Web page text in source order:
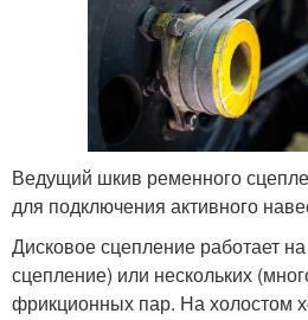
Ведущий шкив ременного
для подключения активного
Дисковое сцепление работает
сцепление) или нескольких
фрикционных пар. На холостом